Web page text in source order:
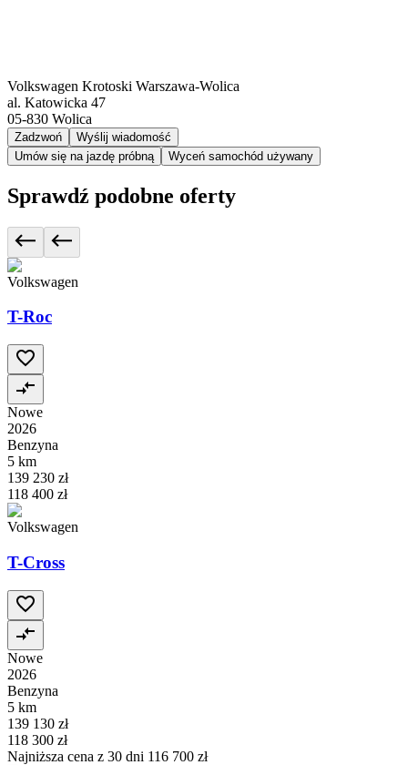
Volkswagen Krotoski Warszawa-Wolica
al. Katowicka 47
05-830 Wolica
Zadzwoń
Wyślij wiadomość
Umów się na jazdę próbną
Wyceń samochód używany
Sprawdź podobne oferty
Volkswagen
T-Roc
Nowe
2026
Benzyna
5 km
139 230 zł
118 400 zł
Volkswagen
T-Cross
Nowe
2026
Benzyna
5 km
139 130 zł
118 300 zł
Najniższa cena z 30 dni 116 700 zł